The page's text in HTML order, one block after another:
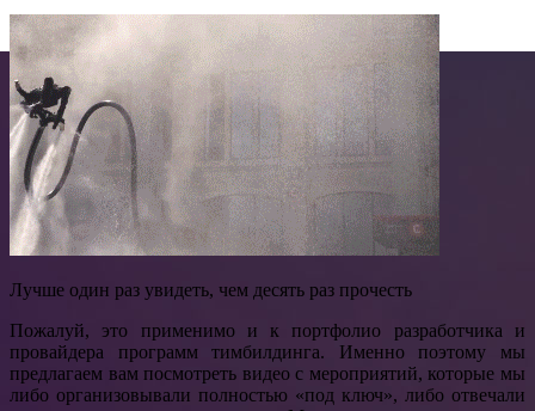
Лучше один раз увидеть, чем десять раз прочесть
Пожалуй, это применимо и к портфолио разработчика и
провайдера программ тимбилдинга. Именно поэтому мы
предлагаем вам посмотреть видео с мероприятий, которые мы
либо организовывали полностью «под ключ», либо отвечали